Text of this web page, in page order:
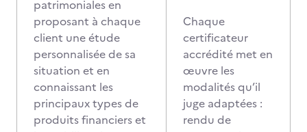
patrimoniales en
proposant à chaque
client une étude
personnalisée de sa
situation et en
connaissant les
principaux types de
produits financiers et
Chaque
certificateur
accrédité met en
œuvre les
modalités qu’il
juge adaptées :
rendu de